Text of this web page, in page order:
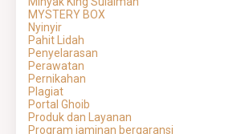
MYSTERY BOX
Nyinyir
Pahit Lidah
Penyelarasan
Perawatan
Pernikahan
Plagiat
Portal Ghoib
Produk dan Layanan
Program jaminan bergaransi